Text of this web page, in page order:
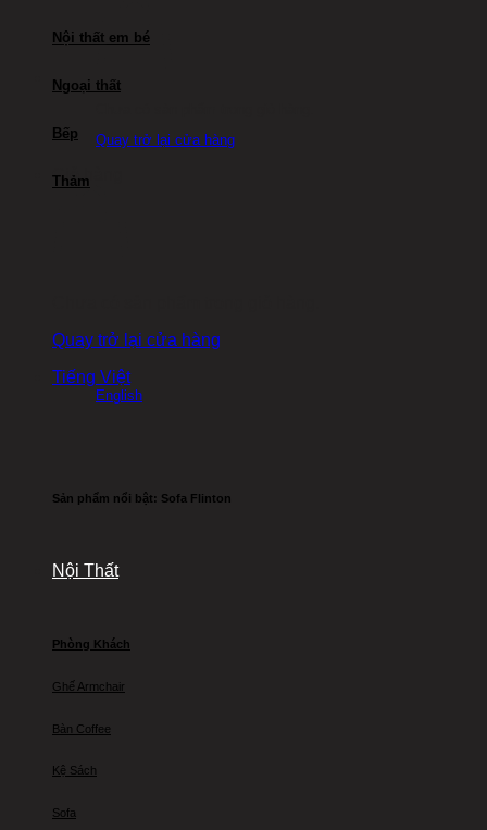
Quay trở lại cửa hàng
Giỏ hàng
Quay trở lại cửa hàng
Tiếng Việt
English
Nội thất em bé
Ngoại thất
Bếp
Thảm
Sản phẩm nổi bật: Sofa Flinton
Nội Thất
Phòng Khách
Ghế Armchair
Bàn Coffee
Kệ Sách
Sofa